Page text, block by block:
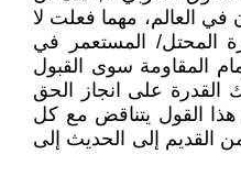
في العالم، مهما فعلت لا
المحتل/ المستعمر في
المقاومة سوى القبول
القدرة على انجاز الحق
هذا القول يتناقض مع كل
القديم إلى الحديث إلى